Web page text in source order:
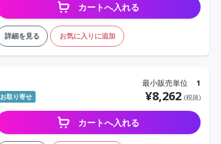
カートへ入れる
詳細を見る お気に入りに追加
最小販売単位 1
お取り寄せ ¥8,262 (税抜)
カートへ入れる